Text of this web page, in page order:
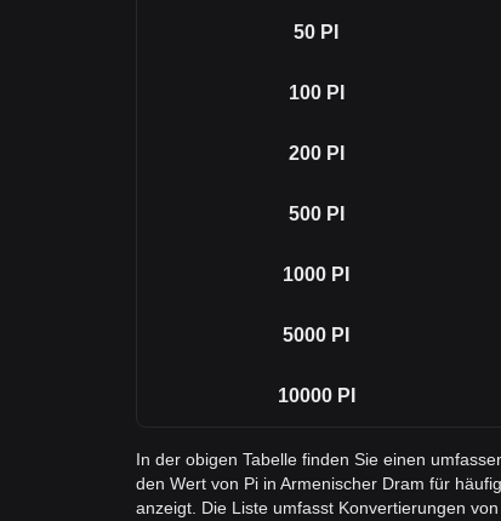
50 PI
100 PI
200 PI
500 PI
1000 PI
5000 PI
10000 PI
In der obigen Tabelle finden Sie einen
den Wert von Pi in Armenischer Dram für
anzeigt. Die Liste umfasst Konvertierungen